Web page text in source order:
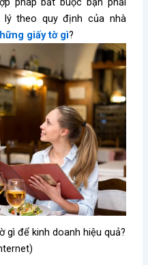
theo quy định của nhà
giấy tờ gì?
gì để kinh doanh hiệu quả?